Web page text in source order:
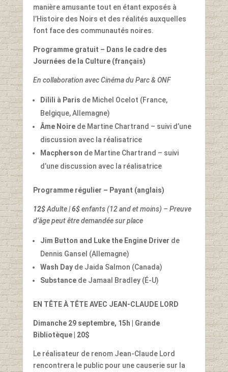
manière amusante tout en étant exposés à
l’Histoire des Noirs et des réalités auxquelles
font face des communautés noires.
Programme gratuit – Dans le cadre des
Journées de la Culture (français)
En collaboration avec Cinéma du Parc & ONF
Dilili à Paris de Michel Ocelot (France,
Belgique, Allemagne)
Âme Noirede Martine Chartrand – suivi d’une
discussion avec la réalisatrice
Macpherson de Martine Chartrand – suivi
d’une discussion avec la réalisatrice
Programme régulier – Payant (anglais)
12$Adulte |6$enfants (12 and et moins) – Preuve
d’âge peut être demandée sur place
Jim Button and Luke the Engine Driver de
Dennis Gansel (Allemagne)
Wash Dayde Jaida Salmon (Canada)
Substancede Jamaal Bradley (É-U)
EN TÊTE À TÊTE AVEC JEAN-CLAUDE LORD
Dimanche 29 septembre, 15h
| Grande
Bibliotèque | 20$
Le réalisateur de renom Jean-Claude Lord
rencontrera le public pour une causerie sur la